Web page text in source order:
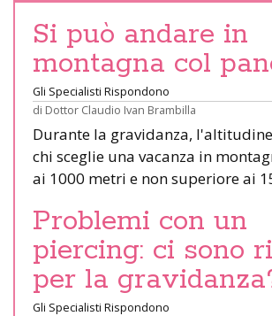
Si può andare in
montagna col
Gli Specialisti Rispondono
di Dottor Claudio Ivan Brambilla
Durante la gravidanza,
chi sceglie una vacanza in
ai 1000 metri e non superiore ai
Problemi con un
piercing: ci sono
per la
Gli Specialisti Rispondono